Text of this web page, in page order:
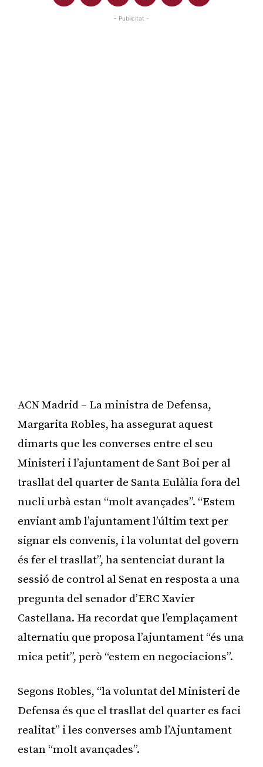
- Publicitat -
ACN Madrid – La ministra de Defensa,
Margarita Robles, ha assegurat aquest
dimarts que les converses entre el seu
Ministeri i l’ajuntament de Sant Boi per al
trasllat del quarter de Santa Eulàlia fora del
nucli urbà estan “molt avançades”. “Estem
enviant amb l’ajuntament l’últim text per
signar els convenis, i la voluntat del govern
és fer el trasllat”, ha sentenciat durant la
sessió de control al Senat en resposta a una
pregunta del senador d’ERC Xavier
Castellana. Ha recordat que l’emplaçament
alternatiu que proposa l’ajuntament “és una
mica petit”, però “estem en negociacions”.
Segons Robles, “la voluntat del Ministeri de
Defensa és que el trasllat del quarter es faci
realitat” i les converses amb l’Ajuntament
estan “molt avançades”.